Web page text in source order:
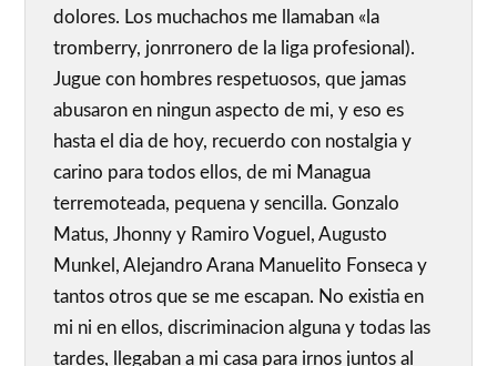
dolores. Los muchachos me llamaban «la
tromberry, jonrronero de la liga profesional).
Jugue con hombres respetuosos, que jamas
abusaron en ningun aspecto de mi, y eso es
hasta el dia de hoy, recuerdo con nostalgia y
carino para todos ellos, de mi Managua
terremoteada, pequena y sencilla. Gonzalo
Matus, Jhonny y Ramiro Voguel, Augusto
Munkel, Alejandro Arana Manuelito Fonseca y
tantos otros que se me escapan. No existia en
mi ni en ellos, discriminacion alguna y todas las
tardes, llegaban a mi casa para irnos juntos al